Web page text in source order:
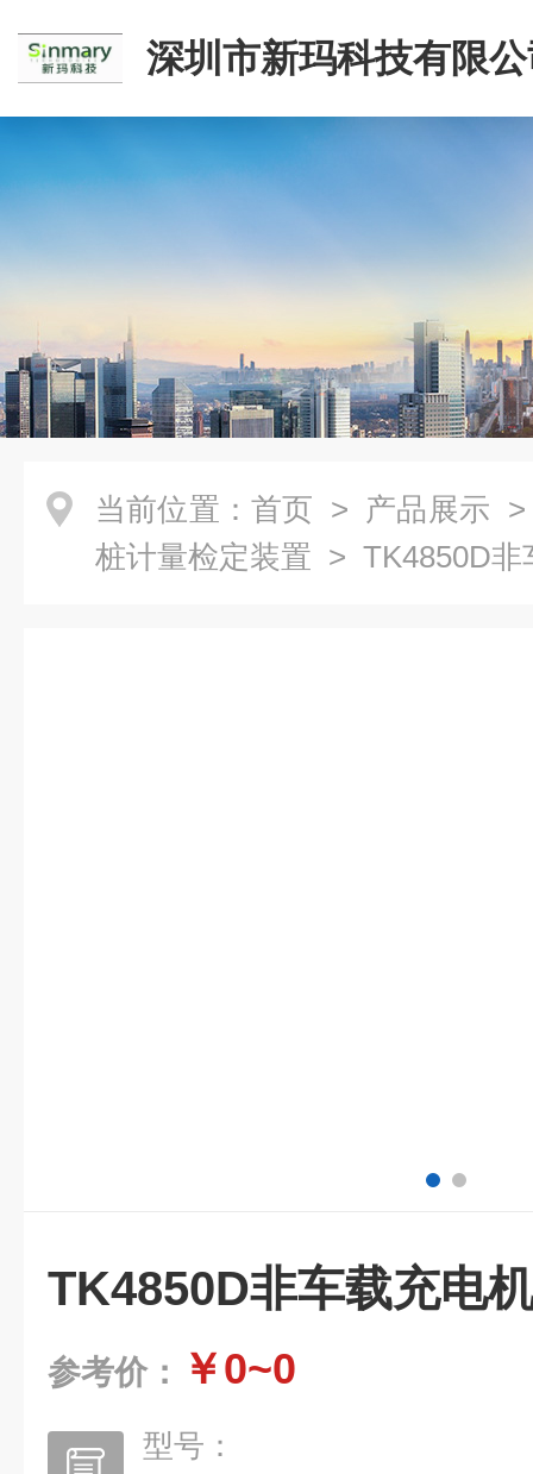
深圳市新玛科技有限
当前位置： 首页 > 产品展示
桩计量检定装置 > TK4850D非
TK4850D非车载充电
参考价： ￥0~0
型号：